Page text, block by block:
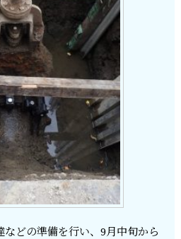
どの準備を行い、9月中旬から